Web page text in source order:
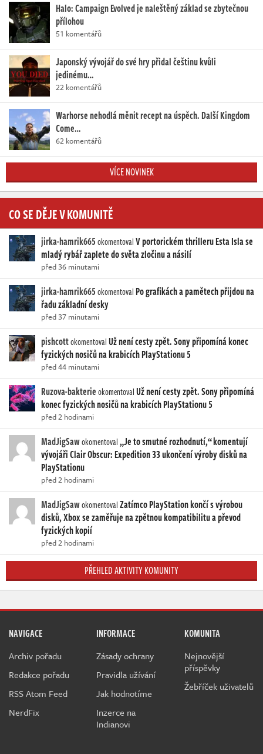
Halo: Campaign Evolved je naleštěný základ se zbytečnou
přílohou
51 komentářů
Japonský vývojář do své hry přidal češtinu kvůli
jedinému…
22 komentářů
Warhorse nehodlá měnit recept na úspěch. Další Kingdom
Come…
62 komentářů
VÍCE NOVINEK
CO SE DĚJE V KOMUNITĚ
jirka-hamrik665okomentovalV portorickém thrilleru Esta Isla se
mladý rybář zaplete do světa zločinu a násilí
před 36 minutami
jirka-hamrik665okomentoval Po grafikách a pamětech přijdou na
řadu základní desky
před 37 minutami
pishcottokomentovalUž není cesty zpět. Sony připomíná konec
fyzických nosičů na krabicích PlayStationu 5
před 44 minutami
Ruzova-bakterieokomentovalUž není cesty zpět. Sony připomíná
konec fyzických nosičů na krabicích PlayStationu 5
před 2 hodinami
MadJigSawokomentoval„Je to smutné rozhodnutí,“ komentují
vývojáři Clair Obscur: Expedition 33 ukončení výroby disků na
PlayStationu
před 2 hodinami
MadJigSawokomentovalZatímco PlayStation končí s výrobou
disků, Xbox se zaměřuje na zpětnou kompatibilitu a převod
fyzických kopií
před 2 hodinami
PŘEHLED AKTIVITY KOMUNITY
NAVIGACE
Archiv pořadu
Redakce pořadu
RSS Atom Feed
NerdFix
INFORMACE
Zásady ochrany
Pravidla užívání
Jak hodnotíme
Inzerce na
Indianovi
KOMUNITA
Nejnovější
příspěvky
Žebříček uživatelů